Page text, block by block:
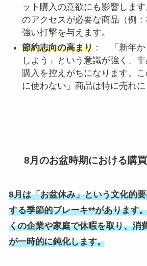
ット購入の意欲にも影響しま
のアクセスが必要な商品（例
強い打撃を与えます。
節約志向の高まり： 「新年か
しよう」という意識が強く、
購入を控えがちになります。
に使わない」商品は特に売れに
8月のお盆時期における購
8月は「お盆休み」という文化的
する季節的ブレーキ**があります
くの企業や家庭で休暇を取り、消
が一時的に鈍化します。